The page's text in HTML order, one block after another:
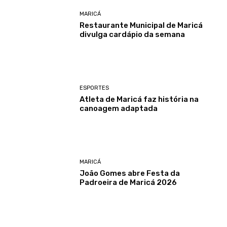
MARICÁ
Restaurante Municipal de Maricá
divulga cardápio da semana
ESPORTES
Atleta de Maricá faz história na
canoagem adaptada
MARICÁ
João Gomes abre Festa da
Padroeira de Maricá 2026